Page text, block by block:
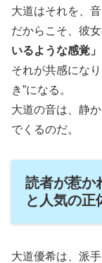
大道はそれを、
だからこそ、彼
いるような感覚」
それが共感にな
き”になる。
大道の音は、静
でくるのだ。
読者が惹か
と人気の正
大道優希は、派